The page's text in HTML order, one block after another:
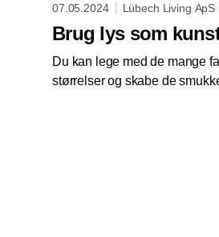
07.05.2024 Lübech Living ApS
Brug lys som
Du kan lege med de mange
størrelser og skabe de